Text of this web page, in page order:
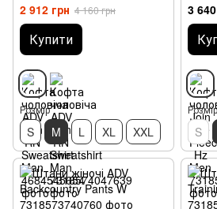
2 912 грн 4 160 грн
Купити
Розмір
S M L XL XXL
3
Розмір
S